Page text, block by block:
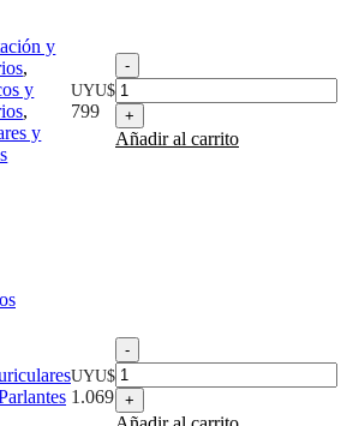
y
,
y
,
y
UYU$
799
Auricular
Gamer
Ripcolor
D029nr
Conexión
Añadir al carrito
UYU$
1.069
Audífonos
Maxell
Tws
Bluetooth